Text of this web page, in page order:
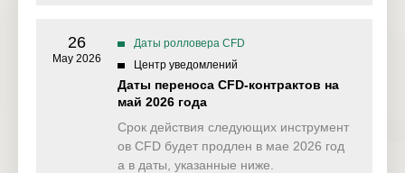
UK100ft
UK100 Index
Future
DJ30 Future
FRA40ft
Future
18 Dec 2025
26
May 2026
Даты ролловера CFD
Центр уведомлений
Даты переноса CFD-контрактов на
май 2026 года
Срок действия следующих инструмент
ов CFD будет продлен в мае 2026 год
а в даты, указанные ниже.